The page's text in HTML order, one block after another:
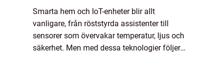
Smarta hem och IoT-enheter blir allt
vanligare, från röststyrda assistenter till
sensorer som övervakar temperatur, ljus och
säkerhet. Men med dessa teknologier följer